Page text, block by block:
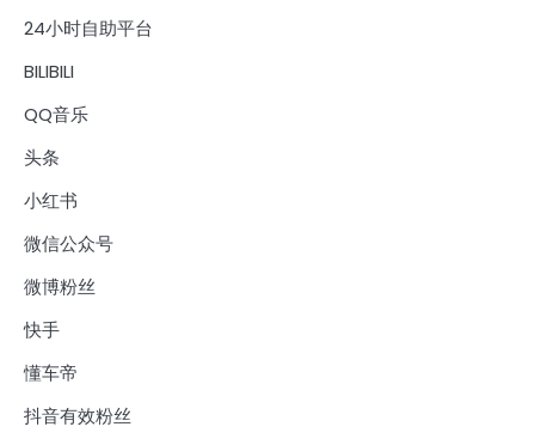
24小时自助平台
BILIBILI
QQ音乐
头条
小红书
微信公众号
微博粉丝
快手
懂车帝
抖音有效粉丝